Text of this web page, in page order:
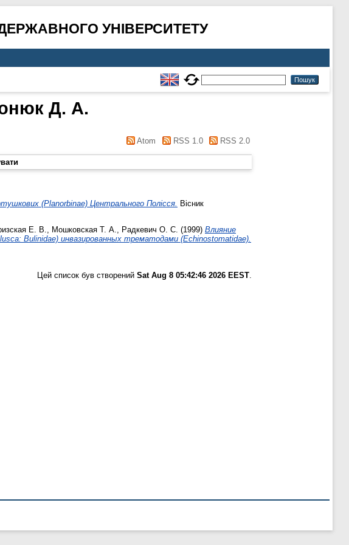
УНІВЕРСИТЕТУ
Д. А.
Atom RSS 1.0 RSS 2.0
(Planorbinae) Центрального Полісся. Вісник
Е. В. Мошковская Т. А. Радкевич О. С. (1999) Влияние
Bulinidae) инвазированных трематодами (Echinostomatidae).
Цей список був створений Sat Aug 8 05:42:46 2026 EEST